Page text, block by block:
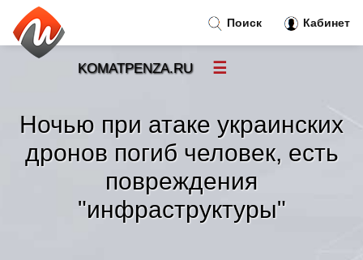
Ночью при атаке украинских
дронов погиб человек, есть
повреждения
"инфраструктуры"
Поиск Кабинет
KOMATPENZA.RU ☰
Новости»
Тренды новостей»